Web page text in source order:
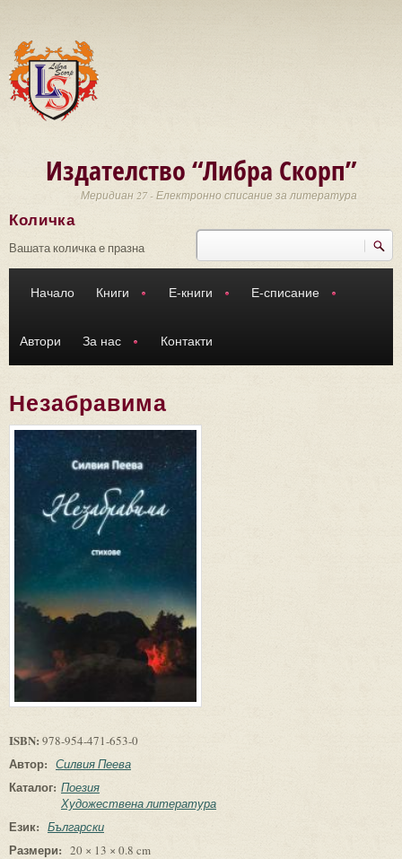
Издателство “Либра Скорп”
Меридиан 27 - Електронно списание за литература
Търси
Количка
Вашата количка е празна
Начало Книги Е-книги Е-списание
Автори За нас Контакти
Незабравима
ISBN: 978-954-471-653-0
Автор: Силвия Пеева
Каталог: Поезия
Художествена литература
Език: Български
Размери: 20 × 13 × 0.8 cm